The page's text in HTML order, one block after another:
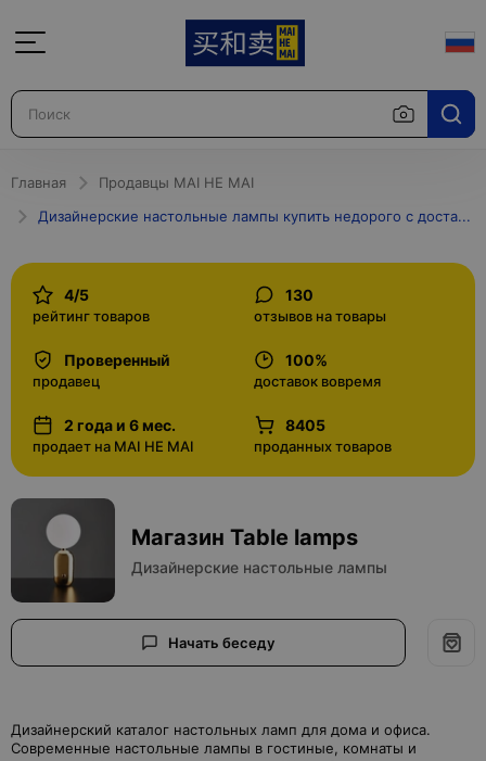
Главная
Продавцы MAI HE MAI
Дизайнерские настольные лампы купить недорого с доставкой в Москве и по России интернет-магазин
4/5
рейтинг товаров
130
отзывов на товары
Проверенный
продавец
100%
доставок вовремя
2 года и 6 мес.
продает на MAI HE MAI
8405
проданных товаров
Магазин Table lamps
Дизайнерские настольные лампы
Начать беседу
Дизайнерский каталог настольных ламп для дома и офиса.
Современные настольные лампы в гостиные, комнаты и